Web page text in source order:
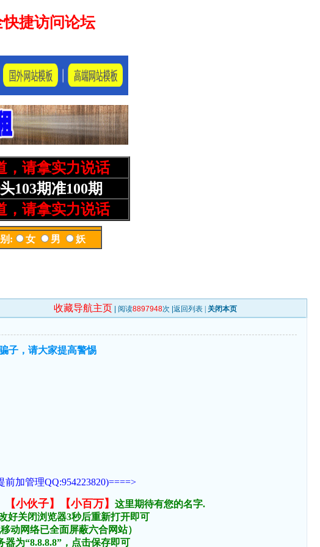
收藏导航主页 | 阅读8897948次 |返回列表 关闭本页
子，请大家提高警惕
加管理QQ:954223820)====>
小伙子】【小百万】
这里期待有您的名字.
好关闭浏览器3秒后重新打开即可
动网络已全面屏蔽六合网站）
为“8.8.8.8”，点击保存即可